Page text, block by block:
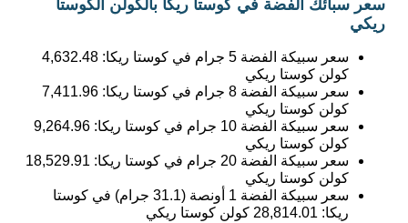
سعر سبائك الفضة في كوستا ريكا بالكولن الكوستا
ريكي
سعر سبيكة الفضة 5 جرام في كوستا ريكا:
4,632.48
كولن كوستا ريكي
سعر سبيكة الفضة 8 جرام في كوستا ريكا:
7,411.96
كولن كوستا ريكي
سعر سبيكة الفضة 10 جرام في كوستا ريكا:
9,264.96
كولن كوستا ريكي
سعر سبيكة الفضة 20 جرام في كوستا ريكا:
18,529.91
كولن كوستا ريكي
سعر سبيكة الفضة 1 أونصة (31.1 جرام) في كوستا
ريكا: 28,814.01 كولن كوستا ريكي